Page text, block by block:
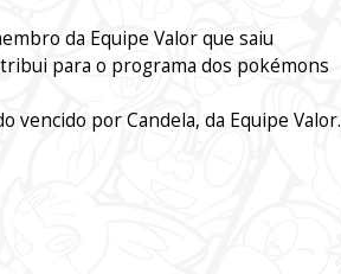
da Equipe Valor que saiu
para o programa dos pokémons
vencido por Candela, da Equipe Valor.